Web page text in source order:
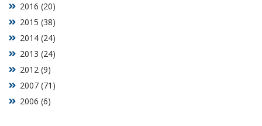
2006 (6)
2007 (71)
2012 (9)
2013 (24)
2014 (24)
2015 (38)
2016 (20)